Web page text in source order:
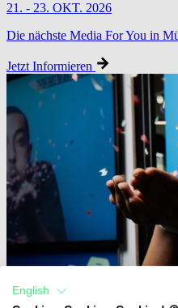
21. - 23. OKT. 2026
Die nächste Media For You in
Jetzt Informieren
English